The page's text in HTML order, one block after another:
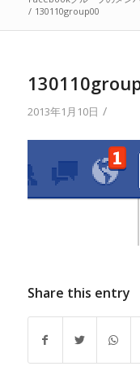
/ 130110group00
2013年1月10日 /
Share this entry